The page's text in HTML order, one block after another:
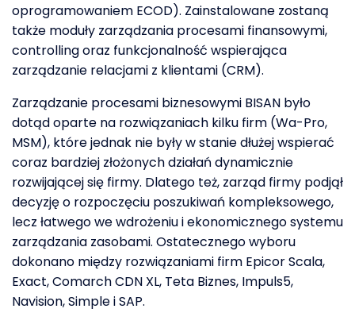
oprogramowaniem ECOD). Zainstalowane zostaną
także moduły zarządzania procesami finansowymi,
controlling oraz funkcjonalność wspierająca
zarządzanie relacjami z klientami (CRM).
Zarządzanie procesami biznesowymi BISAN było
dotąd oparte na rozwiązaniach kilku firm (Wa-Pro,
MSM), które jednak nie były w stanie dłużej wspierać
coraz bardziej złożonych działań dynamicznie
rozwijającej się firmy. Dlatego też, zarząd firmy podjął
decyzję o rozpoczęciu poszukiwań kompleksowego,
lecz łatwego we wdrożeniu i ekonomicznego systemu
zarządzania zasobami. Ostatecznego wyboru
dokonano między rozwiązaniami firm Epicor Scala,
Exact, Comarch CDN XL, Teta Biznes, Impuls5,
Navision, Simple i SAP.